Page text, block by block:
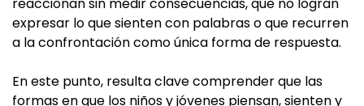
expresar lo que sienten con palabras o que recurren
a la confrontación como única forma de respuesta.
En este punto, resulta clave comprender que las
formas en que los niños y jóvenes piensan, sienten y